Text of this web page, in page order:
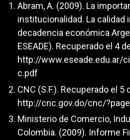
Abram, A. (2009). La
institucionalidad. La calidad
decadencia económica
ESEADE). Recuperado el 4
http://www.eseade.edu.ar/
c.pdf
CNC (S.F.). Recuperado el 5
http://cnc.gov.do/cnc/
Ministerio de Comercio,
Colombia. (2009). Informe